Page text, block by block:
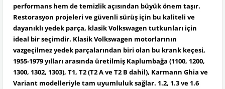
performans hem de temizlik açısından büyük önem taşır.
Restorasyon projeleri ve güvenli sürüş için bu kaliteli ve
dayanıklı yedek parça, klasik Volkswagen tutkunları için
ideal bir seçimdir. Klasik Volkswagen motorlarının
vazgeçilmez yedek parçalarından biri olan bu krank keçesi,
1955-1979 yılları arasında üretilmiş Kaplumbağa (1100, 1200,
1300, 1302, 1303), T1, T2 (T2 A ve T2 B dahil), Karmann Ghia ve
Variant modelleriyle tam uyumluluk sağlar. 1.2, 1.3 ve 1.6